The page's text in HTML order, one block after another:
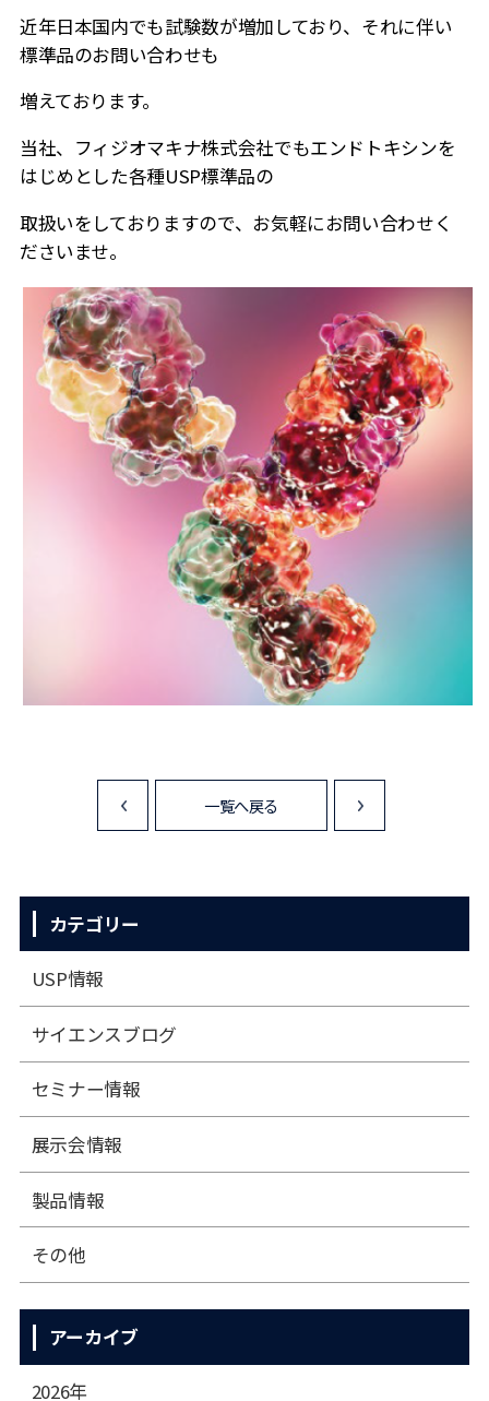
近年日本国内でも試験数が増加しており、それに伴い
標準品のお問い合わせも
増えております。
当社、フィジオマキナ株式会社でもエンドトキシンを
はじめとした各種USP標準品の
取扱いをしておりますので、お気軽にお問い合わせく
ださいませ。
<
一覧へ戻る
カテゴリー
USP情報
サイエンスブログ
セミナー情報
展⽰会情報
製品情報
その他
アーカイブ
2026年